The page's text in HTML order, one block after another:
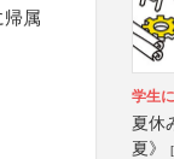
属
学生
夏休
夏》